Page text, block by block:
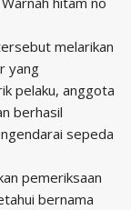
melarikan
yang
pelaku, anggota
berhasil
sepeda
pemeriksaan
bernama